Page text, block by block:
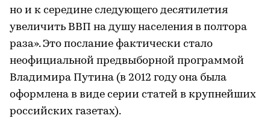
но и к середине следующего десятилетия
увеличить ВВП на душу населения в полтора
раза». Это послание фактически стало
неофициальной предвыборной программой
Владимира Путина (в 2012 году она была
оформлена в виде серии статей в крупнейших
российских газетах).